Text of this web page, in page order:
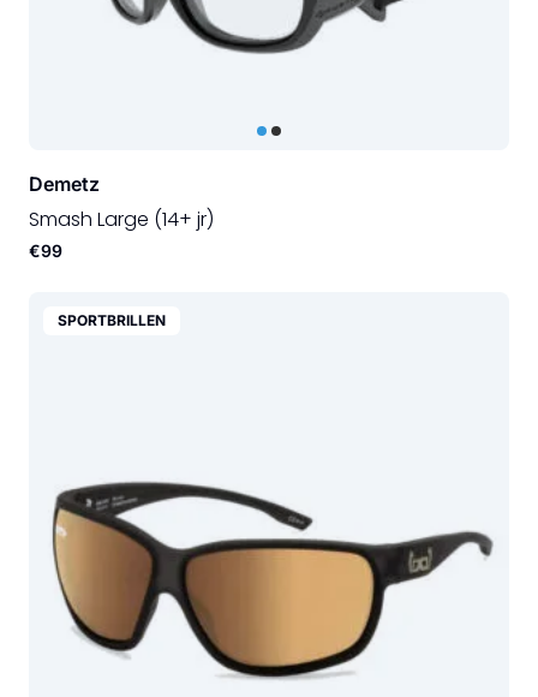
Demetz
Smash Large (14+ jr)
€99
SPORTBRILLEN